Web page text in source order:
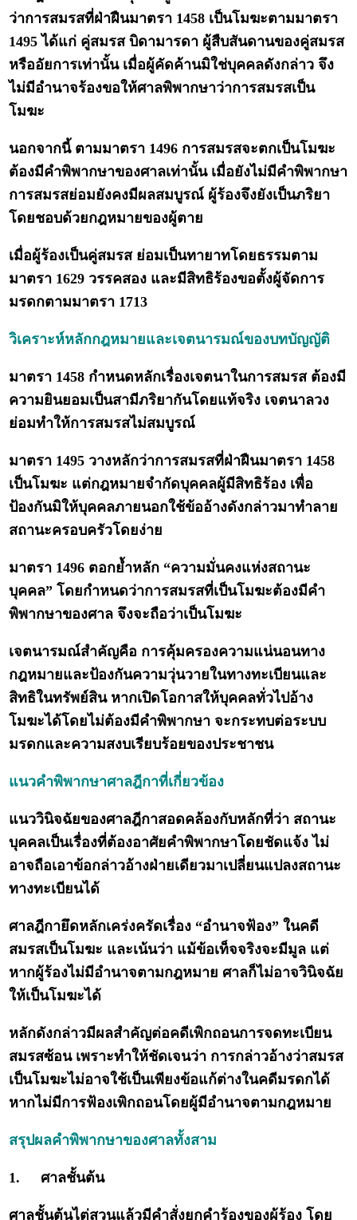
ว่าการสมรสที่ฝ่าฝืนมาตรา 1458 เป็นโมฆะตามมาตรา
1495 ได้แก่ คู่สมรส บิดามารดา ผู้สืบสันดานของคู่สมรส
หรืออัยการเท่านั้น เมื่อผู้คัดค้านมิใช่บุคคลดังกล่าว จึง
ไม่มีอำนาจร้องขอให้ศาลพิพากษาว่าการสมรสเป็น
โมฆะ
นอกจากนี้ ตามมาตรา 1496 การสมรสจะตกเป็นโมฆะ
ต้องมีคำพิพากษาของศาลเท่านั้น เมื่อยังไม่มีคำพิพากษา
การสมรสย่อมยังคงมีผลสมบูรณ์ ผู้ร้องจึงยังเป็นภริยา
โดยชอบด้วยกฎหมายของผู้ตาย
เมื่อผู้ร้องเป็นคู่สมรส ย่อมเป็นทายาทโดยธรรมตาม
มาตรา 1629 วรรคสอง และมีสิทธิร้องขอตั้งผู้จัดการ
มรดกตามมาตรา 1713
วิเคราะห์หลักกฎหมายและเจตนารมณ์ของบทบัญญัติ
มาตรา 1458 กำหนดหลักเรื่องเจตนาในการสมรส ต้องมี
ความยินยอมเป็นสามีภริยากันโดยแท้จริง เจตนาลวง
ย่อมทำให้การสมรสไม่สมบูรณ์
มาตรา 1495 วางหลักว่าการสมรสที่ฝ่าฝืนมาตรา 1458
เป็นโมฆะ แต่กฎหมายจำกัดบุคคลผู้มีสิทธิร้อง เพื่อ
ป้องกันมิให้บุคคลภายนอกใช้ข้ออ้างดังกล่าวมาทำลาย
สถานะครอบครัวโดยง่าย
มาตรา 1496 ตอกย้ำหลัก “ความมั่นคงแห่งสถานะ
บุคคล” โดยกำหนดว่าการสมรสที่เป็นโมฆะต้องมีคำ
พิพากษาของศาล จึงจะถือว่าเป็นโมฆะ
เจตนารมณ์สำคัญคือ การคุ้มครองความแน่นอนทาง
กฎหมายและป้องกันความวุ่นวายในทางทะเบียนและ
สิทธิในทรัพย์สิน หากเปิดโอกาสให้บุคคลทั่วไปอ้าง
โมฆะได้โดยไม่ต้องมีคำพิพากษา จะกระทบต่อระบบ
มรดกและความสงบเรียบร้อยของประชาชน
แนวคำพิพากษาศาลฎีกาที่เกี่ยวข้อง
แนววินิจฉัยของศาลฎีกาสอดคล้องกับหลักที่ว่า สถานะ
บุคคลเป็นเรื่องที่ต้องอาศัยคำพิพากษาโดยชัดแจ้ง ไม่
อาจถือเอาข้อกล่าวอ้างฝ่ายเดียวมาเปลี่ยนแปลงสถานะ
ทางทะเบียนได้
ศาลฎีกายึดหลักเคร่งครัดเรื่อง “อำนาจฟ้อง” ในคดี
สมรสเป็นโมฆะ และเน้นว่า แม้ข้อเท็จจริงจะมีมูล แต่
หากผู้ร้องไม่มีอำนาจตามกฎหมาย ศาลก็ไม่อาจวินิจฉัย
ให้เป็นโมฆะได้
หลักดังกล่าวมีผลสำคัญต่อคดีเพิกถอนการจดทะเบียน
สมรสซ้อน เพราะทำให้ชัดเจนว่า การกล่าวอ้างว่าสมรส
เป็นโมฆะไม่อาจใช้เป็นเพียงข้อแก้ต่างในคดีมรดกได้
หากไม่มีการฟ้องเพิกถอนโดยผู้มีอำนาจตามกฎหมาย
สรุปผลคำพิพากษาของศาลทั้งสาม
1. ศาลชั้นต้น
ศาลชั้นต้นไต่สวนแล้วมีคำสั่งยกคำร้องของผู้ร้อง โดย